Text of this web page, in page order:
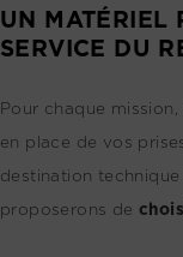
UN MATÉRIEL
SERVICE DU
Pour chaque
en place de vos
destination
proposerons de